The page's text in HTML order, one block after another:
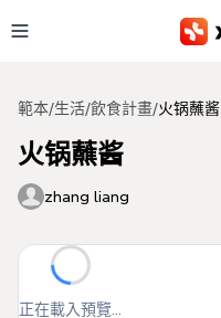
範本/生活/飲食計畫/火锅蘸酱
火锅蘸酱
zhang liang
正在載入預覽...